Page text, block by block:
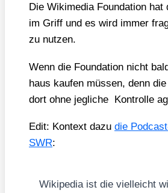
Die Wiki­me­dia Foun­da­ti­on
im Griff und es wird immer
zu nut­zen.
Wenn die Foun­da­ti­on nicht
haus kau­fen müs­sen, denn
dort ohne jeg­li­che Kon­trol­le
Edit: Kon­text dazu die
SWR:
Wiki­pe­dia ist die viel­leicht